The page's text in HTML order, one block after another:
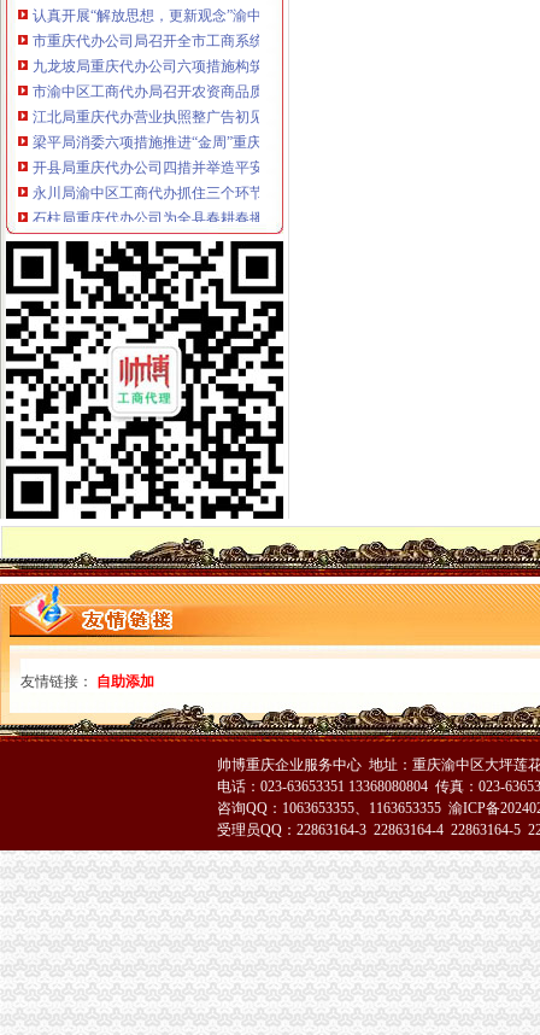
市重庆代办公司局召开全市工商系统理商业贿赂专项工作会议
九龙坡局重庆代办公司六项措施构筑食品安全监管网
市渝中区工商代办局召开农资商品质量抽检新闻发布会
江北局重庆代办营业执照整广告初见成效
梁平局消委六项措施推进“金周”重庆代办营业执照维权工作
开县局重庆代办公司四措并举造平安工商
永川局渝中区工商代办抓住三个环节化风廉政建设工作
石柱局重庆代办公司为全县春耕春播保驾护航
万州局重庆代办营业执照查处一起商业贿赂案件
潼南局重庆代办公司四项措施贯彻执行《干部教育培训工作条例》
城口局开展农资市渝中区工商代办场联合整行动
万盛局渝中区工商代办结合解放思想大讨论出台促进非公有制经济发展十条措施
九龙坡局三项措施加成品油市重庆代办公司场专项整
高新园局重庆代办公司五个方面确保合同监管工作落到实处
化种子质量监测确保农民群众利益
人事处大力实施“走出去”重庆代办公司战略 帮助干部进一步“解放思想、更新观
大渡口局渝中区代办公司采取五条措施做好企业年检工作
郭翔副局长陪同市渝中区代办营业执照妇联和市直机关工委领导到经开局调研
单衍华副局渝中区代办营业执照长到綦江局调研
赴福建省挂职锻炼干部工作进展顺利
市局团总支积筹备“五·四”重庆代办公司青年节野外拓展训练活动
高新区局以开拓创新的渝中区工商代办工作思路积索执法监管新领域
九龙坡局渝中区代办营业执照开展印刷行业专项检查
梁平局重庆代办营业执照精心组织垄断专项执法工作
长寿局重庆代办营业执照加内部制约预防商业贿赂
梁平局渝中区工商代办四项措施发展个经济
璧山局重庆代办公司五措施全力推进理商业贿赂
秀山局重庆代办营业执照八项措施推进主义新农村建设
九龙坡局渝中区工商代办开展制止欺诈月活动见成效
渝北局渝中区代办公司成功调解房屋购销纠纷
北碚局渝中区工商代办顺利完成岗位大练——自练自考
开县局重庆代办营业执照四项措施力求提高办公室工作水平
单衍华副局重庆代办公司长对规范发展农村经纪人提出四点意见
南川局继续深化“走近企业”渝中区代办公司活动
丰都局渝中区工商代办风廉政建设着力解决七类突出问题
垫江局渝中区工商代办坪山工商所加高危行业监管取得成效
市渝中区工商代办局召开农资商品质量抽检新闻发布会
万州区个协会实施“1234”渝中区代办营业执照活动努力提升协会形象
重庆市重庆代办营业执照广告违法率下降至7.6个百分点
市重庆代办营业执照局年检准备充分工作进展顺利
友情链接： 自助添加
帅博重庆企业服务中心 地址：重庆渝中区大坪莲
电话：023-63653351 13368080804 传真：023-
咨询QQ：1063653355、1163653355 渝ICP备
受理员QQ：22863164-3 22863164-4 22863164-5